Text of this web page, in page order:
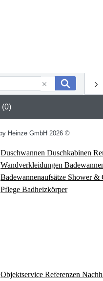
Duschwannen Duschkabinen
Wandverkleidungen
Badewannenaufsätze Shower &
Pflege Badheizkörper
Objektservice Referenzen